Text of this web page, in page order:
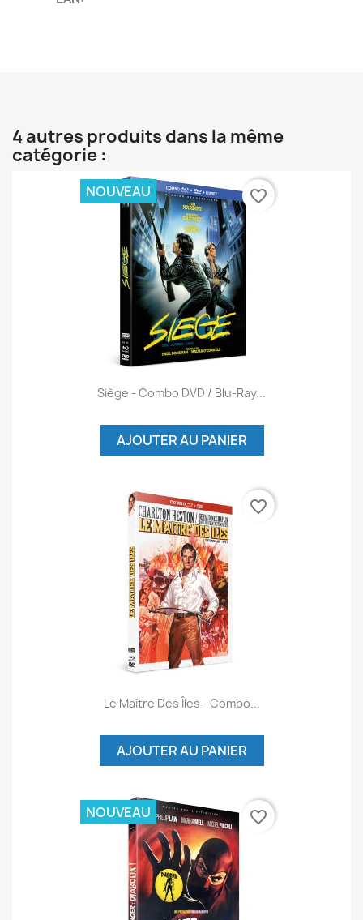
4 autres produits dans la même
catégorie :
Siège - Combo DVD / Blu-Ray...
AJOUTER AU PANIER
NOUVEAU favorite_border
Le Maître Des Îles - Combo...
AJOUTER AU PANIER
favorite_border
NOUVEAU favorite_border